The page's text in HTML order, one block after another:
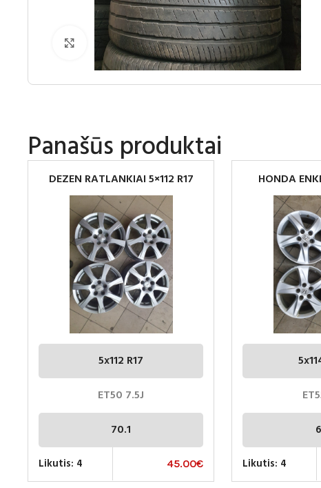
Spustelėkite norėdami padidinti
Panašūs produktai
DEZEN RATLANKIAI 5×112 R17
5x112 R17
ET50 7.5J
70.1
Likutis: 4 45.00€
HONDA
Likutis: 4